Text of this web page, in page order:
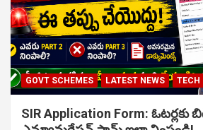
GOVT SCHEMES LATEST NEWS TECH
SIR Application Form: ఓటర్లకు